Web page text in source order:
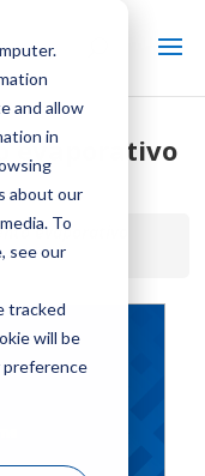
and allow
in
about our
To
see our
tracked
will be
preference
evaporativo
evaporativo